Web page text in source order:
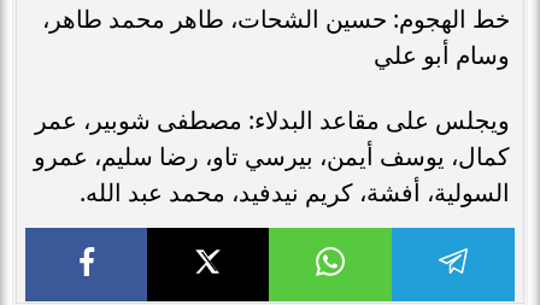
خط الهجوم: حسين الشحات، طاهر محمد طاهر،
وسام أبو علي
ويجلس على مقاعد البدلاء: مصطفى شوبير، عمر
كمال، يوسف أيمن، بيرسي تاو، رضا سليم، عمرو
السولية، أفشة، كريم نيدفيد، محمد عبد الله.